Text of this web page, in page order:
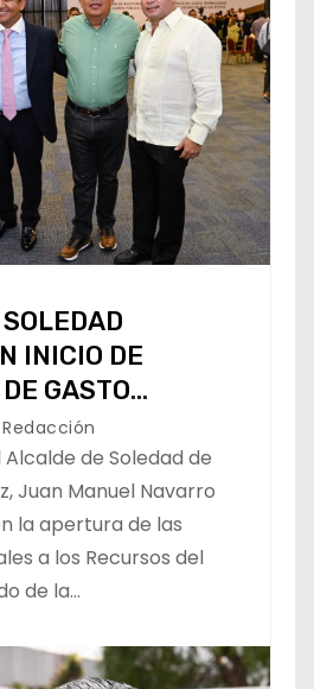
INICIO DE
GASTO
📝
Redacción
Alcalde de Soledad de
Juan Manuel Navarro
la apertura de las
a los Recursos del
de la…